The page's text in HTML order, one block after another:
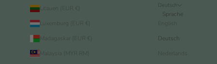
Litauen (EUR €)
Luxemburg (EUR €)
Madagaskar (EUR €)
Malaysia (MYR RM)
Deutsch
Sprache
English
Deutsch
Nederlands